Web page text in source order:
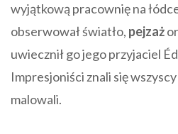
wyjątkową pracownię na
obserwował światło, pejzaż
uwiecznił go jego przyjaciel
Impresjoniści znali się
malowali.